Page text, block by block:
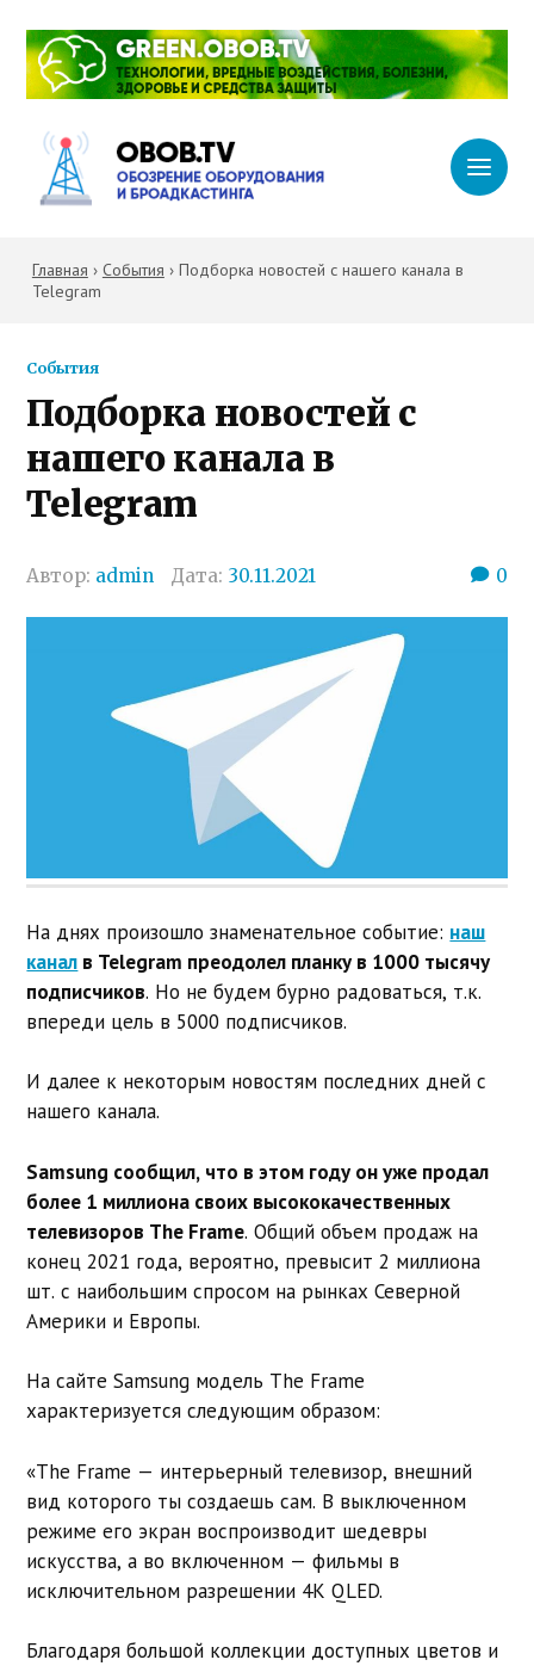
Главная › События › Подборка новостей с нашего канала в
Telegram
События
Подборка новостей с
нашего канала в
Telegram
Автор: admin Дата: 30.11.2021 0
На днях произошло знаменательное событие: наш
канал в Telegram преодолел планку в 1000 тысячу
подписчиков. Но не будем бурно радоваться, т.к.
впереди цель в 5000 подписчиков.
И далее к некоторым новостям последних дней с
нашего канала.
Samsung сообщил, что в этом году он уже продал
более 1 миллиона своих высококачественных
телевизоров The Frame. Общий объем продаж на
конец 2021 года, вероятно, превысит 2 миллиона
шт. с наибольшим спросом на рынках Северной
Америки и Европы.
На сайте Samsung модель The Frame
характеризуется следующим образом:
«The Frame — интерьерный телевизор, внешний
вид которого ты создаешь сам. В выключенном
режиме его экран воспроизводит шедевры
искусства, а во включенном — фильмы в
исключительном разрешении 4К QLED.
Благодаря большой коллекции доступных цветов и